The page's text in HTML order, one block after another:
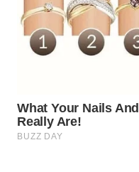
WAHANA
ADVOKAT
WAHANA
WAHANA
KONSUMEN